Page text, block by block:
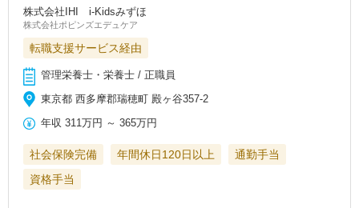
株式会社IHI i-Kidsみずほ
株式会社ポピンズエデュケア
転職支援サービス経由
管理栄養士・栄養士 / 正職員
東京都 西多摩郡瑞穂町 殿ヶ谷357-2
年収 311万円 ～365万円
社会保険完備 年間休日120日以上
通勤手当
資格手当